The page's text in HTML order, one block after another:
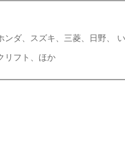
ンダ、スズキ、三菱、日野、
リフト、ほか